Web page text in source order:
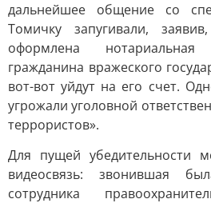
дальнейшее общение со
Томичку запугивали,
оформлена
гражданина вражеского
вот-вот уйдут на его счет.
угрожали уголовной
террористов».
Для пущей убедительности
видеосвязь: звонившая
сотрудника